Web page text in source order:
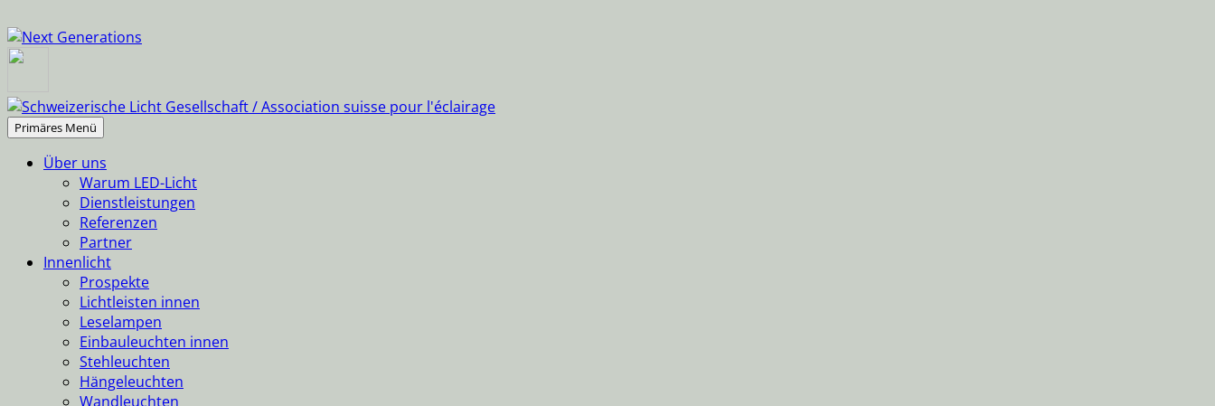
Suchen
Primäres Menü Springe
Inhalt
Über uns
Warum LED-Licht
Dienstleistungen
Referenzen
Partner
Innenlicht
Prospekte
Lichtleisten innen
Leselampen
Einbauleuchten innen
Stehleuchten
Hängeleuchten
Wandleuchten